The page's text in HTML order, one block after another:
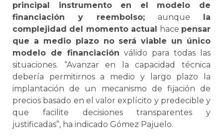
principal instrumento en el modelo de
financiación y reembolso; aunque
la
complejidad del momento actual
hace pensar
que a medio plazo no será viable un único
modelo de financiación válido para todas las
situaciones. “Avanzar en la capacidad técnica
debería permitirnos a medio y largo plazo la
implantación de un mecanismo de fijación de
precios basado en el valor explícito y predecible y
que facilite decisiones transparentes y
justificadas”, ha indicado Gómez Pajuelo.